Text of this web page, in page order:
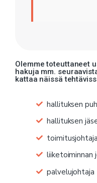
Olemme toteuttaneet
hakuja mm.
kattaa näissä
hallituksen
hallituksen
toimitusjohtaja
liiketoiminnan
palvelujohtaja